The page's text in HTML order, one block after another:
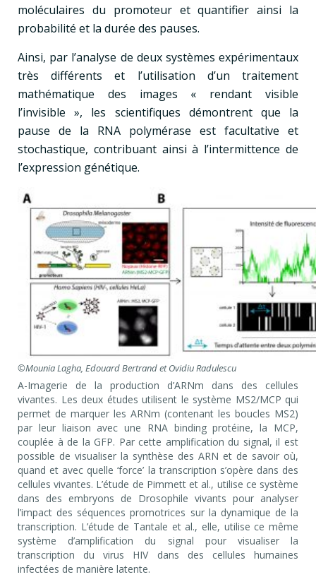
moléculaires du promoteur et quantifier ainsi la
probabilité et la durée des pauses.
Ainsi, par l’analyse de deux systèmes expérimentaux
très différents et l’utilisation d’un traitement
mathématique des images « rendant visible
l’invisible », les scientifiques démontrent que la
pause de la RNA polymérase est facultative et
stochastique, contribuant ainsi à l’intermittence de
l’expression génétique.
©Mounia Lagha, Edouard Bertrand et Ovidiu Radulescu
A-Imagerie de la production d’ARNm dans des cellules
vivantes. Les deux études utilisent le système MS2/MCP qui
permet de marquer les ARNm (contenant les boucles MS2)
par leur liaison avec une RNA binding protéine, la MCP,
couplée à de la GFP. Par cette amplification du signal, il est
possible de visualiser la synthèse des ARN et de savoir où,
quand et avec quelle ‘force’ la transcription s’opère dans des
cellules vivantes. L’étude de Pimmett et al., utilise ce système
dans des embryons de Drosophile vivants pour analyser
l’impact des séquences promotrices sur la dynamique de la
transcription. L’étude de Tantale et al., elle, utilise ce même
système d’amplification du signal pour visualiser la
transcription du virus HIV dans des cellules humaines
infectées de manière latente.